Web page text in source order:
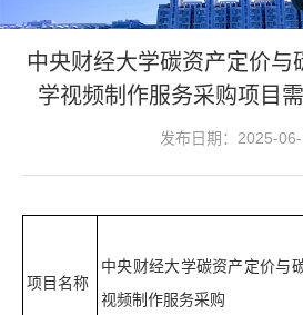
中央财经大学碳资产定价与
学视频制作服务采购项目
发布日期：2025-
项目名称
中央财经大学碳资产定价与
视频制作服务采购